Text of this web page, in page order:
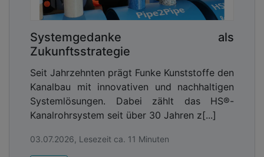
Systemgedanke als
Zukunftsstrategie
Seit Jahrzehnten prägt Funke Kunststoffe den
Kanalbau mit innovativen und nachhaltigen
Systemlösungen. Dabei zählt das HS®-
Kanalrohrsystem seit über 30 Jahren z[...]
03.07.2026, Lesezeit ca. 11 Minuten